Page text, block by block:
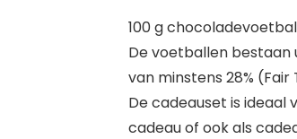
100 g
De voetballen
van minstens 28%
De cadeauset is ideaal
cadeau of ook als